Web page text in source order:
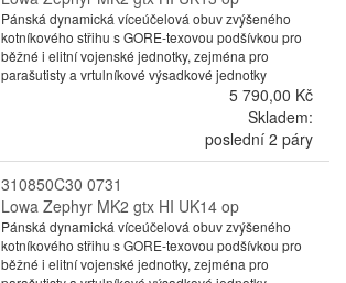
Pánská dynamická víceúčelová obuv zvýšeného
kotníkového střihu s GORE-texovou podšívkou pro
běžné i elitní vojenské jednotky, zejména pro
parašutisty a vrtulníkové výsadkové jednotky
5 790,00 Kč
Skladem:
poslední 2 páry
310850C30 0731
Lowa Zephyr MK2 gtx HI UK14 op
Pánská dynamická víceúčelová obuv zvýšeného
kotníkového střihu s GORE-texovou podšívkou pro
běžné i elitní vojenské jednotky, zejména pro